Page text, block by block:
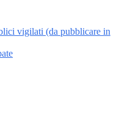
vigilati (da pubblicare in